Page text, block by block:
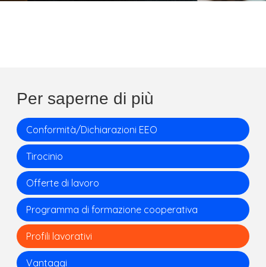
Per saperne di più
Conformità/Dichiarazioni EEO
Tirocinio
Offerte di lavoro
Programma di formazione cooperativa
Profili lavorativi
Vantaggi